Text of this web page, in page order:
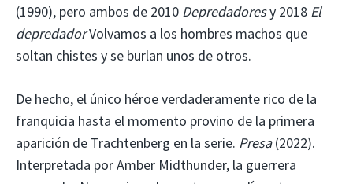
(1990), pero ambos de 2010 Depredadoresy 2018 El
depredadorVolvamos a los hombres machos que
soltan chistes y se burlan unos de otros.
De hecho, el único héroe verdaderamente rico de la
franquicia hasta el momento provino de la primera
aparición de Trachtenberg en la serie. Presa(2022).
Interpretada por Amber Midthunder, la guerrera